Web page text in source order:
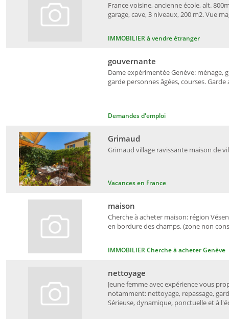
IMMOBILIER à vendre étranger
France voisine, ancienne école, alt.
garage, cave, 3 niveaux, 200 m2. Vue
Demandes d'emploi
Dame expérimentée Genève:
garde personnes âgées, courses.
gouvernante
Vacances en France
Grimaud village ravissante maison de
Grimaud
IMMOBILIER Cherche à acheter Genève
Cherche à acheter maison: région
en bordure des champs, (zone non
maison
Jeune femme avec expérience vous
notamment: nettoyage, repassage,
Sérieuse, dynamique, ponctuelle et à
nettoyage